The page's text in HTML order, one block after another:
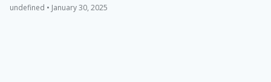
undefined • January 30, 2025